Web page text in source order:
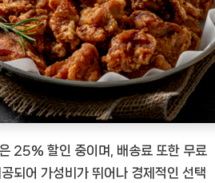
25% 할인 중이며, 배송료 또한 무료
되어 가성비가 뛰어나 경제적인 선택